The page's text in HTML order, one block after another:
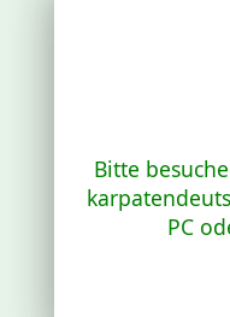
Bitte
PC